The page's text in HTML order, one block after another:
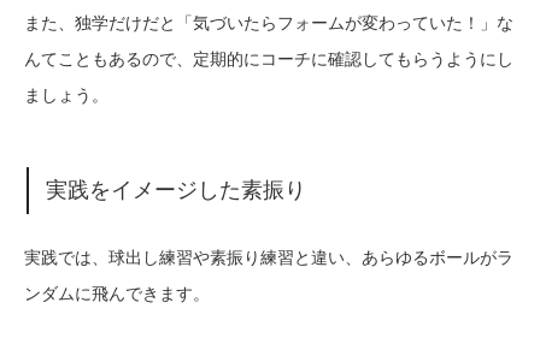
また、独学だけだと「気づいたらフォームが変わっていた！」な
んてこともあるので、定期的にコーチに確認してもらうようにし
ましょう。
実践をイメージした素振り
実践では、球出し練習や素振り練習と違い、あらゆるボールがラ
ンダムに飛んできます。